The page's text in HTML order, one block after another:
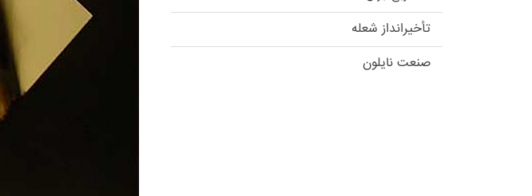
تأخیرانداز شعله
صنعت نایلون